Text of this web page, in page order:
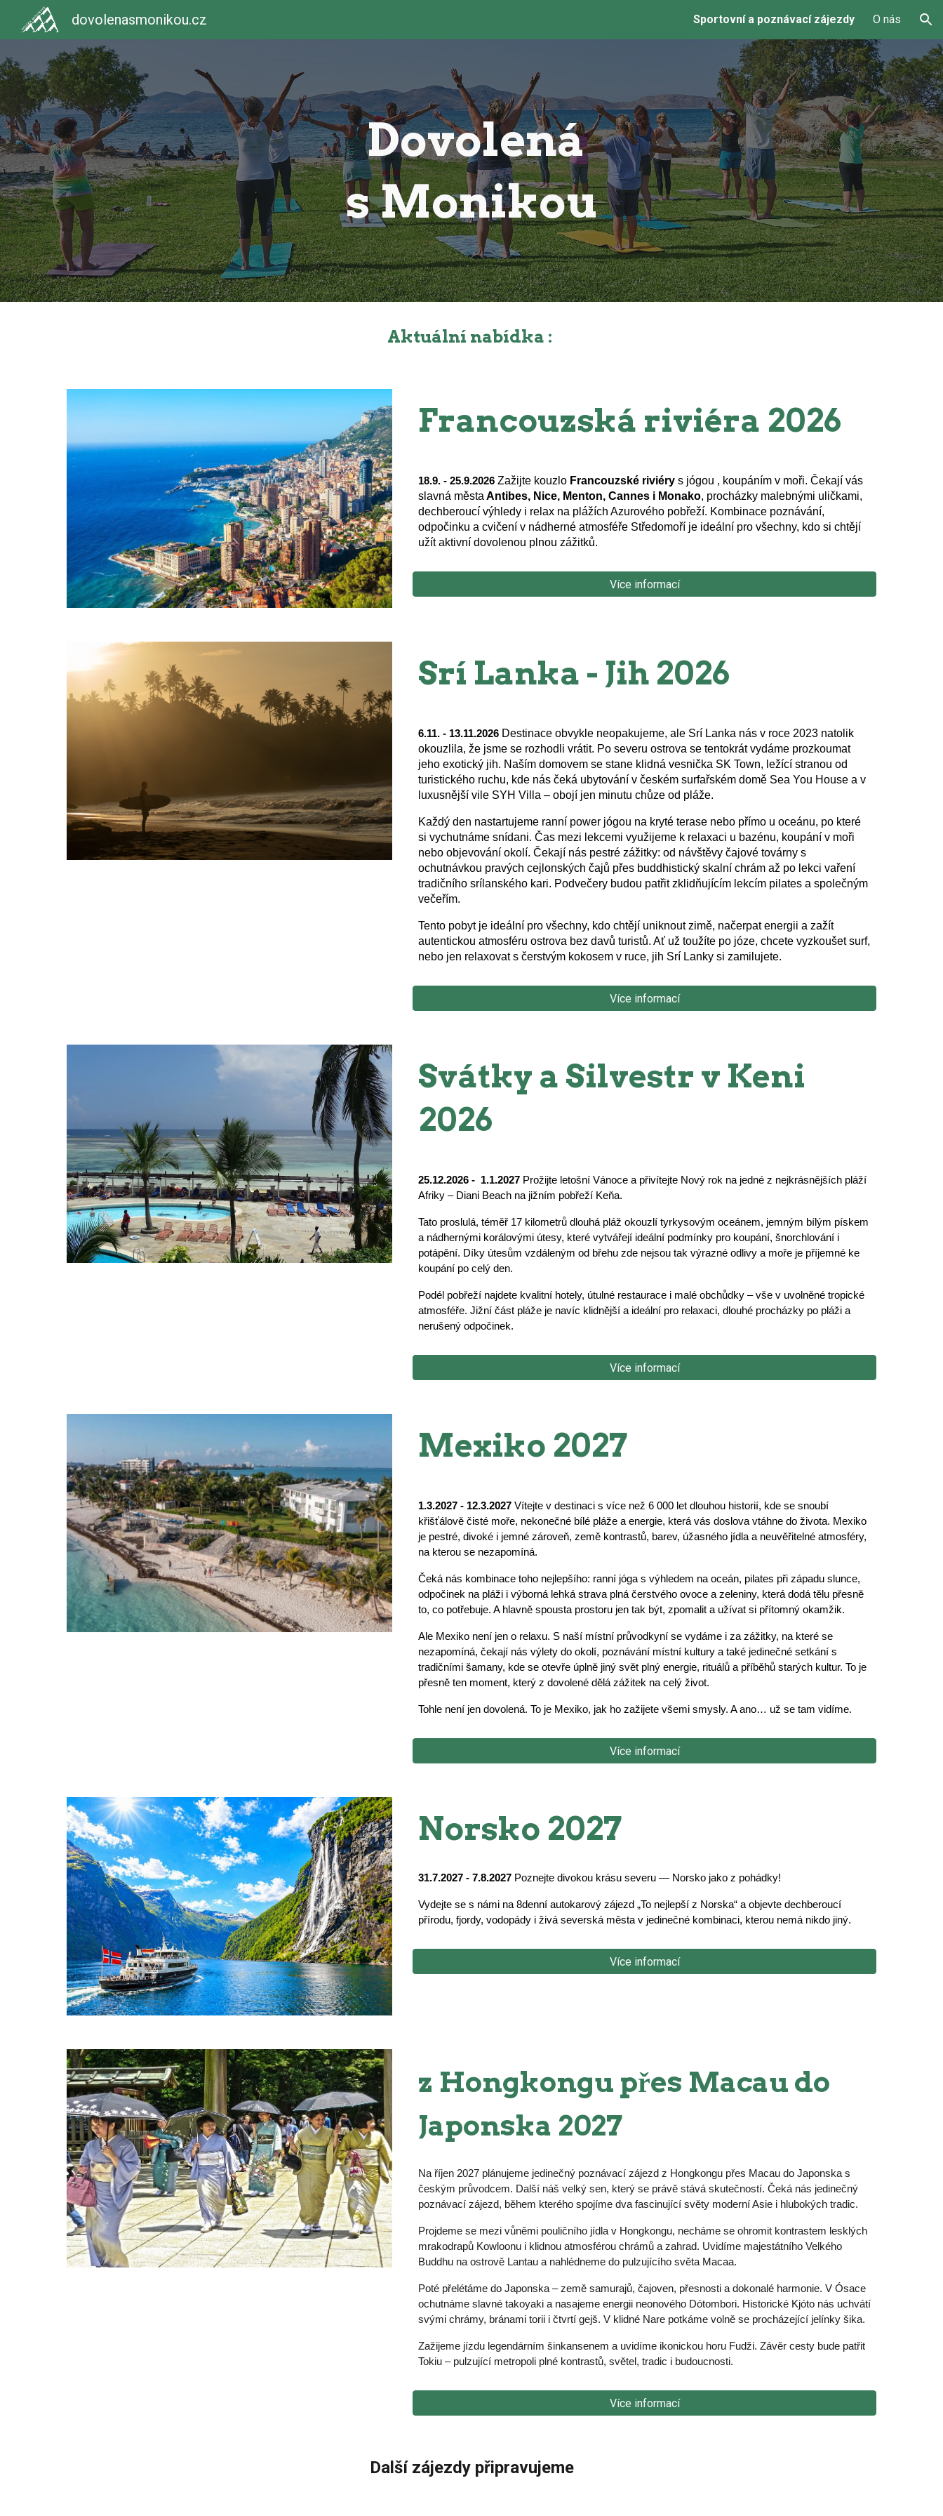
dovolenasmonikou.cz Sportovní a poznávací zájezdy O nás
Dovolená
s Monikou
Aktuální nabídka :
Francouzská riviéra 2026
18.9. -25.9.2026Zažijte kouzlo Francouzské riviéry s jógou , koupáním v moři. Čekají vás
slavná města Antibes, Nice, Menton, Cannes i Monako, procházky malebnými uličkami,
dechberoucí výhledy i relax na plážích Azurového pobřeží. Kombinace poznávání,
odpočinku a cvičení v nádherné atmosféře Středomoří je ideální pro všechny, kdo si chtějí
užít aktivní dovolenou plnou zážitků.
Více informací
Srí Lanka - Jih 2026
6.11. - 13.11.2026 Destinace obvykle neopakujeme, ale Srí Lanka nás v roce 2023 natolik
okouzlila, že jsme se rozhodli vrátit. Po severu ostrova se tentokrát vydáme prozkoumat
jeho exotický jih. Naším domovem se stane klidná vesnička SK Town, ležící stranou od
turistického ruchu, kde nás čeká ubytování v českém surfařském domě Sea You House a v
luxusnější vile SYH Villa – obojí jen minutu chůze od pláže.
Každý den nastartujeme ranní power jógou na kryté terase nebo přímo u oceánu, po které
si vychutnáme snídani. Čas mezi lekcemi využijeme k relaxaci u bazénu, koupání v moři
nebo objevování okolí. Čekají nás pestré zážitky: od návštěvy čajové továrny s
ochutnávkou pravých cejlonských čajů přes buddhistický skalní chrám až po lekci vaření
tradičního srílanského kari. Podvečery budou patřit zklidňujícím lekcím pilates a společným
večeřím.
Tento pobyt je ideální pro všechny, kdo chtějí uniknout zimě, načerpat energii a zažít
autentickou atmosféru ostrova bez davů turistů. Ať už toužíte po józe, chcete vyzkoušet surf,
nebo jen relaxovat s čerstvým kokosem v ruce, jih Srí Lanky si zamilujete.
Více informací
Svátky a Silvestr v Keni
2026
25.12.2026 - 1.1.2027 Prožijte letošní Vánoce a přivítejte Nový rok na jedné z nejkrásnějších pláží
Afriky – Diani Beach na jižním pobřeží Keňa.
Tato proslulá, téměř 17 kilometrů dlouhá pláž okouzlí tyrkysovým oceánem, jemným bílým pískem
a nádhernými korálovými útesy, které vytvářejí ideální podmínky pro koupání, šnorchlování i
potápění. Díky útesům vzdáleným od břehu zde nejsou tak výrazné odlivy a moře je příjemné ke
koupání po celý den.
Podél pobřeží najdete kvalitní hotely, útulné restaurace i malé obchůdky – vše v uvolněné tropické
atmosféře. Jižní část pláže je navíc klidnější a ideální pro relaxaci, dlouhé procházky po pláži a
nerušený odpočinek.
Více informací
Mexiko 2027
1.3.2027 - 12.3.2027 Vítejte v destinaci s více než 6 000 let dlouhou historií, kde se snoubí
křišťálově čisté moře, nekonečné bílé pláže a energie, která vás doslova vtáhne do života. Mexiko
je pestré, divoké i jemné zároveň, země kontrastů, barev, úžasného jídla a neuvěřitelné atmosféry,
na kterou se nezapomíná.
Čeká nás kombinace toho nejlepšího: ranní jóga s výhledem na oceán, pilates při západu slunce,
odpočinek na pláži i výborná lehká strava plná čerstvého ovoce a zeleniny, která dodá tělu přesně
to, co potřebuje. A hlavně spousta prostoru jen tak být, zpomalit a užívat si přítomný okamžik.
Ale Mexiko není jen o relaxu. S naší místní průvodkyní se vydáme i za zážitky, na které se
nezapomíná, čekají nás výlety do okolí, poznávání místní kultury a také jedinečné setkání s
tradičními šamany, kde se otevře úplně jiný svět plný energie, rituálů a příběhů starých kultur. To je
přesně ten moment, který z dovolené dělá zážitek na celý život.
Tohle není jen dovolená. To je Mexiko, jak ho zažijete všemi smysly. A ano… už se tam vidíme.
Více informací
Norsko 2027
31.7.2027 - 7.8.2027 Poznejte divokou krásu severu — Norsko jako z pohádky!
Vydejte se s námi na 8denní autokarový zájezd „To nejlepší z Norska“ a objevte dechberoucí
přírodu, fjordy, vodopády i živá severská města v jedinečné kombinaci, kterou nemá nikdo jiný.
Více informací
z Hongkongu přes Macau do
Japonska 2027
Naříjen 2027 plánujeme jedinečný poznávací zájezd z Hongkongu přes Macau do Japonska s
českým průvodcem. Další náš velký sen, který se právě stává skutečností. Čeká nás jedinečný
poznávací zájezd, během kterého spojíme dva fascinující světy moderní Asie i hlubokých tradic.
Projdeme se mezi vůněmi pouličního jídla v Hongkongu, necháme se ohromit kontrastem lesklých
mrakodrapů Kowloonu i klidnou atmosférou chrámů a zahrad. Uvidíme majestátního Velkého
Buddhu na ostrově Lantau a nahlédneme do pulzujícího světa Macaa.
Poté přelétáme do Japonska – země samurajů, čajoven, přesnosti a dokonalé harmonie. V Ósace
ochutnáme slavné takoyaki a nasajeme energii neonového Dótombori. Historické Kjóto nás uchvátí
svými chrámy, bránami torii i čtvrtí gejš. V klidné Nare potkáme volně se procházející jelínky šika.
Zažijeme jízdu legendárním šinkansenem a uvidíme ikonickou horu Fudži. Závěr cesty bude patřit
Tokiu – pulzující metropoli plné kontrastů, světel, tradic i budoucnosti.
Více informací
Další zájezdy připravujeme